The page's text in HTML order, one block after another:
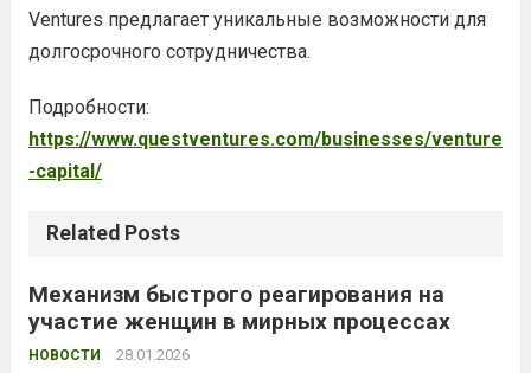
Ventures предлагает уникальные возможности для
долгосрочного сотрудничества.
Подробности:
https://www.questventures.com/businesses/venture
-capital/
Related Posts
Механизм быстрого реагирования на
участие женщин в мирных процессах
НОВОСТИ 28.01.2026